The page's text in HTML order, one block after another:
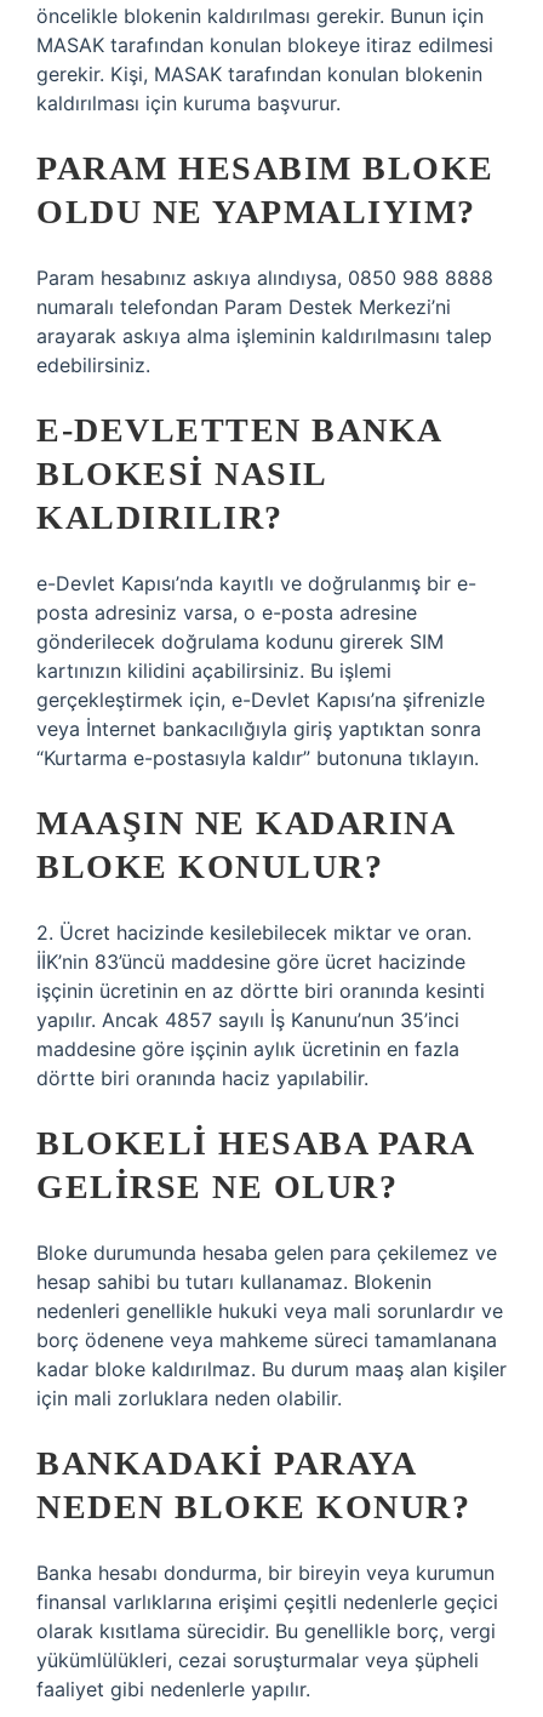
öncelikle blokenin kaldırılması gerekir. Bunun için
MASAK tarafından konulan blokeye itiraz edilmesi
gerekir. Kişi, MASAK tarafından konulan blokenin
kaldırılması için kuruma başvurur.
PARAM HESABIM BLOKE
OLDU NE YAPMALIYIM?
Param hesabınız askıya alındıysa, 0850 988 8888
numaralı telefondan Param Destek Merkezi’ni
arayarak askıya alma işleminin kaldırılmasını talep
edebilirsiniz.
E-DEVLETTEN BANKA
BLOKESI NASIL
KALDIRILIR?
e-Devlet Kapısı’nda kayıtlı ve doğrulanmış bir e-
posta adresiniz varsa, o e-posta adresine
gönderilecek doğrulama kodunu girerek SIM
kartınızın kilidini açabilirsiniz. Bu işlemi
gerçekleştirmek için, e-Devlet Kapısı’na şifrenizle
veya İnternet bankacılığıyla giriş yaptıktan sonra
“Kurtarma e-postasıyla kaldır” butonuna tıklayın.
MAAŞIN NE KADARINA
BLOKE KONULUR?
2. Ücret hacizinde kesilebilecek miktar ve oran.
İİK’nin 83’üncü maddesine göre ücret hacizinde
işçinin ücretinin en az dörtte biri oranında kesinti
yapılır. Ancak 4857 sayılı İş Kanunu’nun 35’inci
maddesine göre işçinin aylık ücretinin en fazla
dörtte biri oranında haciz yapılabilir.
BLOKELI HESABA PARA
GELIRSE NE OLUR?
Bloke durumunda hesaba gelen para çekilemez ve
hesap sahibi bu tutarı kullanamaz. Blokenin
nedenleri genellikle hukuki veya mali sorunlardır ve
borç ödenene veya mahkeme süreci tamamlanana
kadar bloke kaldırılmaz. Bu durum maaş alan kişiler
için mali zorluklara neden olabilir.
BANKADAKI PARAYA
NEDEN BLOKE KONUR?
Banka hesabı dondurma, bir bireyin veya kurumun
finansal varlıklarına erişimi çeşitli nedenlerle geçici
olarak kısıtlama sürecidir. Bu genellikle borç, vergi
yükümlülükleri, cezai soruşturmalar veya şüpheli
faaliyet gibi nedenlerle yapılır.